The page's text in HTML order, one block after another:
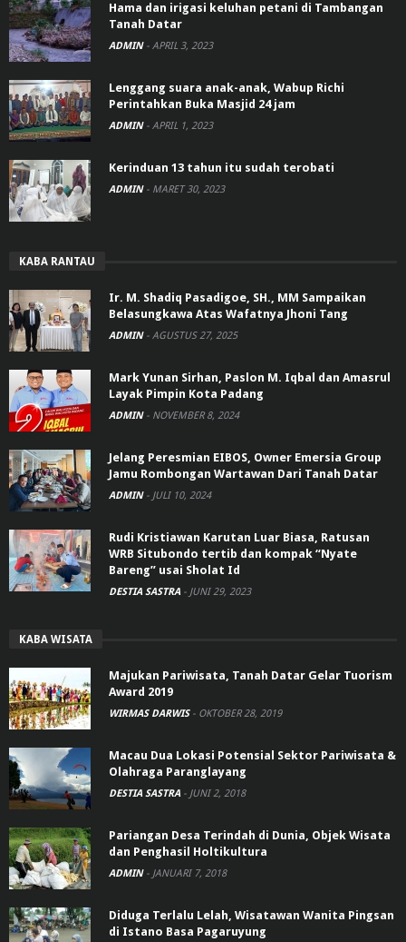
Hama dan irigasi keluhan petani di Tambangan
Tanah Datar
ADMIN - APRIL 3, 2023
Lenggang suara anak-anak, Wabup Richi
Perintahkan Buka Masjid 24 jam
ADMIN - APRIL 1, 2023
Kerinduan 13 tahun itu sudah terobati
ADMIN - MARET 30, 2023
KABA RANTAU
Ir. M. Shadiq Pasadigoe, SH., MM Sampaikan
Belasungkawa Atas Wafatnya Jhoni Tang
ADMIN - AGUSTUS 27, 2025
Mark Yunan Sirhan, Paslon M. Iqbal dan Amasrul
Layak Pimpin Kota Padang
ADMIN - NOVEMBER 8, 2024
Jelang Peresmian EIBOS, Owner Emersia Group
Jamu Rombongan Wartawan Dari Tanah Datar
ADMIN - JULI 10, 2024
Rudi Kristiawan Karutan Luar Biasa, Ratusan
WRB Situbondo tertib dan kompak “Nyate
Bareng” usai Sholat Id
DESTIA SASTRA - JUNI 29, 2023
KABA WISATA
Majukan Pariwisata, Tanah Datar Gelar Tuorism
Award 2019
WIRMAS DARWIS - OKTOBER 28, 2019
Macau Dua Lokasi Potensial Sektor Pariwisata &
Olahraga Paranglayang
DESTIA SASTRA - JUNI 2, 2018
Pariangan Desa Terindah di Dunia, Objek Wisata
dan Penghasil Holtikultura
ADMIN - JANUARI 7, 2018
Diduga Terlalu Lelah, Wisatawan Wanita Pingsan
di Istano Basa Pagaruyung